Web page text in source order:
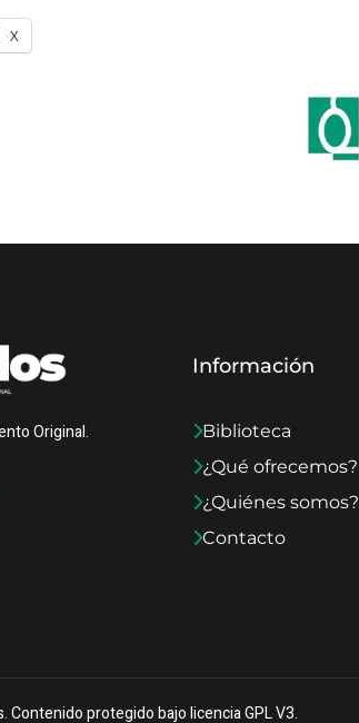
X
Original.
Información
Biblioteca
¿Qué ofrecemos?
¿Quiénes somos?
Contacto
protegido bajo licencia GPL V3.